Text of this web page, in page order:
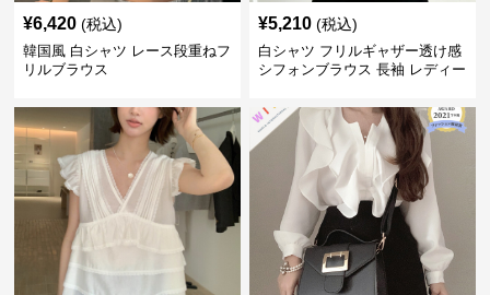
¥6,420 (税込)
韓国風 白シャツ レース段重ねフ
リルブラウス
¥5,210 (税込)
白シャツ フリルギャザー透け感
シフォンブラウス 長袖 レディー